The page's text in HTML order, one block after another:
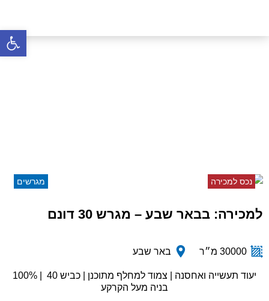
למכירה: בבאר שבע – מגרש
מגרשים נכס למכירה
למכירה: בבאר שבע – מגרש 30 דונם
30000 מ״ר באר שבע
יעוד תעשייה ואחסנה צמוד למחלף מתוכנן כביש 40
100%
בניה מעל הקרקע
פתח